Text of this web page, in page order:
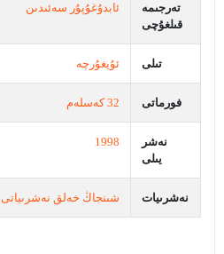
تەرجىمە
قىلغۇچى
ئابدۇغۇپۇر سەئىدىن
تىلى ئۇيغۇرچە
فورماتى 32 كەسلەم
نەشر
يىلى
1998
نەشرىيات شىنجاڭ خەلق نەشرىياتى